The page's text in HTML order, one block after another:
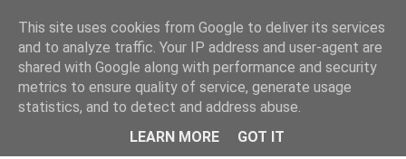
Ensaios ESC2018 ESC2018
This site uses cookies from Google to deliver its services
and to analyze traffic. Your IP address and user-agent are
shared with Google along with performance and security
metrics to ensure quality of service, generate usage
statistics, and to detect and address abuse.
LEARN MORE
GOT IT